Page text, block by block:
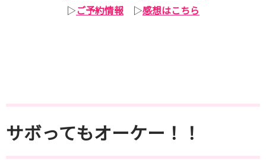
▷ご予約情報 ▷感想はこちら
サボってもオーケー！！